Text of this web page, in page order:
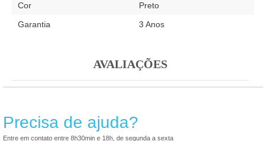
Cor
Preto
Garantia
3 Anos
AVALIAÇÕES
Precisa de ajuda?
Entre em contato entre 8h30min e 18h, de segunda a sexta